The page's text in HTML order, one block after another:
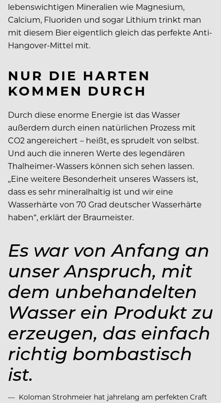
lebenswichtigen Mineralien wie Magnesium,
Calcium, Fluoriden und sogar Lithium trinkt man
mit diesem Bier eigentlich gleich das perfekte Anti-
Hangover-Mittel mit.
NUR DIE HARTEN
KOMMEN DURCH
Durch diese enorme Energie ist das Wasser
außerdem durch einen natürlichen Prozess mit
CO2 angereichert – heißt, es sprudelt von selbst.
Und auch die inneren Werte des legendären
Thalheimer-Wassers können sich sehen lassen.
„Eine weitere Besonderheit unseres Wassers ist,
dass es sehr mineralhaltig ist und wir eine
Wasserhärte von 70 Grad deutscher Wasserhärte
haben“, erklärt der Braumeister.
Es war von Anfang an
unser Anspruch, mit
dem unbehandelten
Wasser ein Produkt zu
erzeugen, das einfach
richtig bombastisch
ist.
Koloman Strohmeier hat jahrelang am perfekten Craft